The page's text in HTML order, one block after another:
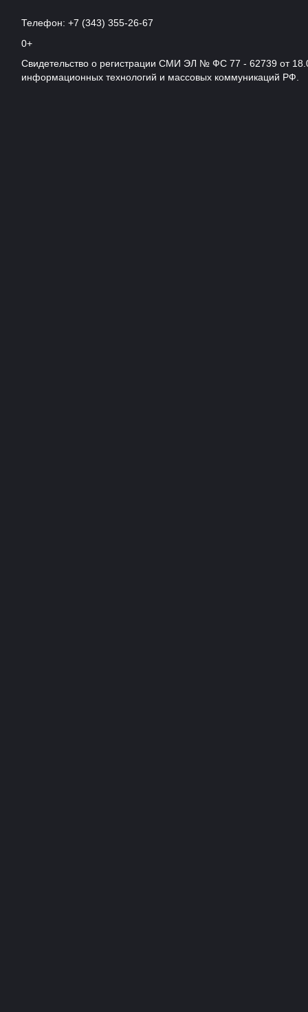
Телефон: +7 (343) 355-26-67
0+
Свидетельство о регистрации СМИ ЭЛ № ФС 77 - 62739 от
информационных технологий и массовых коммуникаций РФ.